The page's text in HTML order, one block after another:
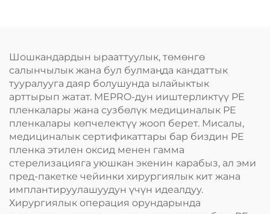
Шошкандардын ырааттуулык, төмөнгө
салынчылык жана бул булмаңда кандаттык
тууралууга даяр болушунда ылайыктык
арттырып жатат. MEPRO-дун ииштерликтүү PE
пленкалары жана сузбөлүк медициналык PE
пленкалары көпчелектүү жооп берет. Мисалы,
медициналык сертификаттары бар биздин PE
пленка этилен оксид менен гамма
стерелизацияга уюшкан экенин карабыз, ал эми
пред-пакетке чейинки хирургиялык кит жана
имплантируулашуудун үчүн идеалдуу.
Хирургиялык операция орундарында